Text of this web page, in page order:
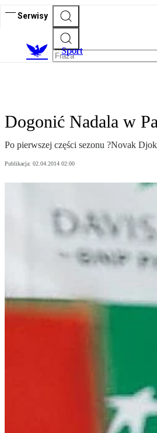
Serwisy
Sport
Dogonić Nadala w
Po pierwszej części sezonu ?Novak
Publikacja: 02.04.2014 02:00